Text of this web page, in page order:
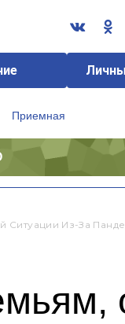
Приемная
Ситуации Из-За